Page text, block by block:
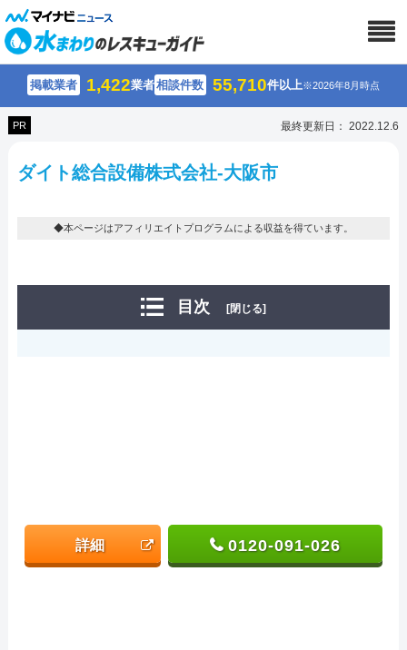
掲載業者 1,422業者相談件数 55,710件以上※2026年8月時点
PR 最終更新日： 2022.12.6
ダイト総合設備株式会社-大阪市
◆本ページはアフィリエイトプログラムによる収益を得ています。
目次 [閉じる]
詳細 0120-091-026